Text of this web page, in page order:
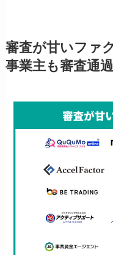
審査が甘いファ
事業主も審査通